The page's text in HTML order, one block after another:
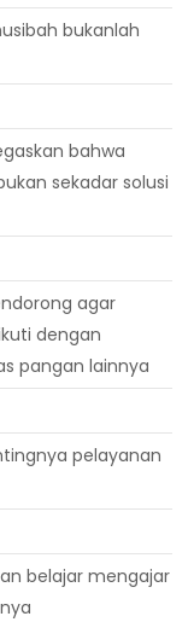
bukanlah
bahwa
sekadar solusi
agar
dengan
pangan lainnya
pelayanan
belajar mengajar